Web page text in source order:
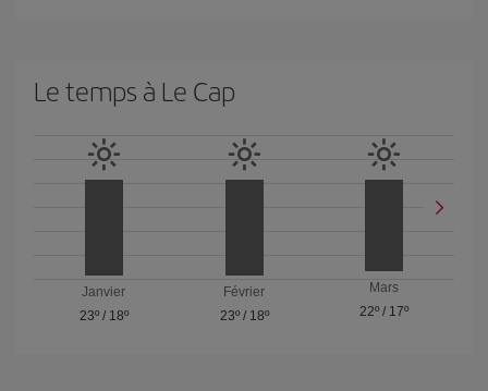
Le temps à Le Cap
Janvier
23º/ 18º
Février
23º/ 18º
Mars
22º / 17º